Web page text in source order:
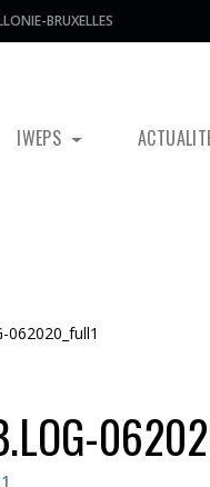
BRUXELLES
IWEPS
062020_full1